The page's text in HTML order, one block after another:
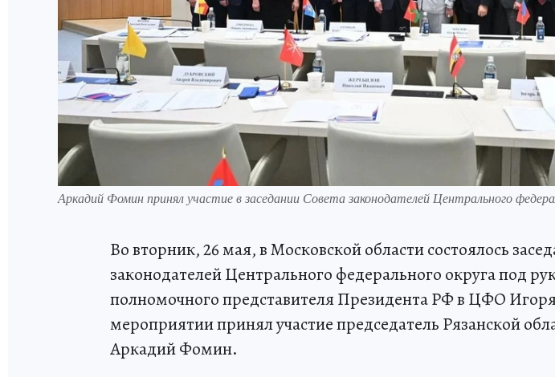
Аркадий Фомин принял участие в заседании Совета законодателей Центрального
Во вторник, 26 мая, в Московской области состоялось
законодателей Центрального федерального округа под
полномочного представителя Президента РФ в ЦФО
мероприятии принял участие председатель Рязанской
Аркадий Фомин.